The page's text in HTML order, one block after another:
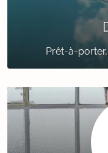
Prêt-à-